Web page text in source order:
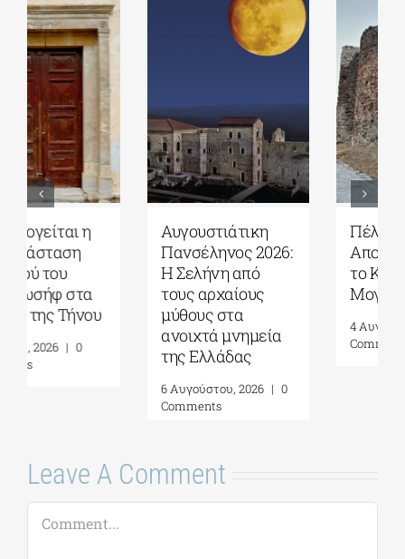
Αυγουστιάτικη
Πανσέληνος 2026:
Η Σελήνη από
τους αρχαίους
μύθους στα
της Ελλάδας
0
Πέλλα|
Αποκαταστάθηκε
το Κάστρο των
Μογλενών
4 Αυγούστου, 2026
0
Comments
Leave A Comment
Comment